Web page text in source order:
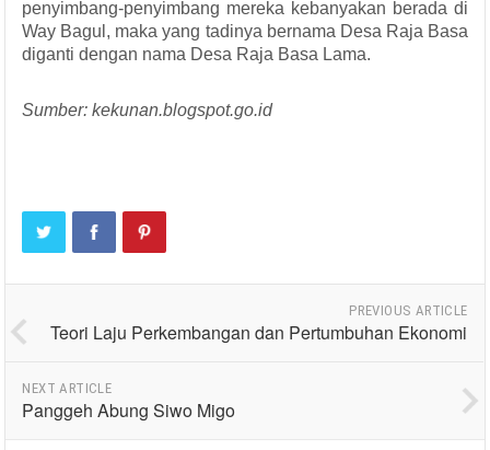
penyimbang-penyimbang mereka kebanyakan berada di
Way Bagul, maka yang tadinya bernama Desa Raja Basa
diganti dengan nama Desa Raja Basa Lama.
Sumber: kekunan.blogspot.go.id
PREVIOUS ARTICLE
Teori Laju Perkembangan dan Pertumbuhan Ekonomi
NEXT ARTICLE
Panggeh Abung Siwo Migo